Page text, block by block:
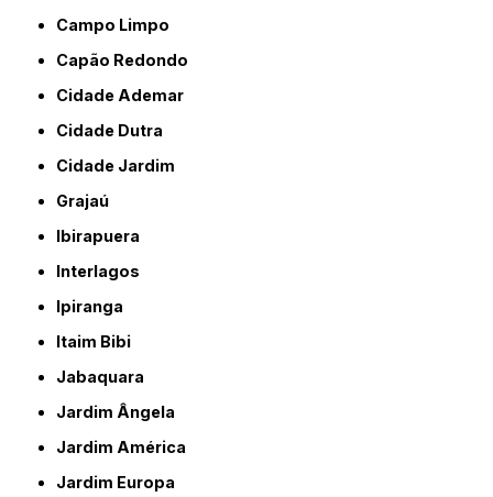
Campo Limpo
Capão Redondo
Cidade Ademar
Cidade Dutra
Cidade Jardim
Grajaú
Ibirapuera
Interlagos
Ipiranga
Itaim Bibi
Jabaquara
Jardim Ângela
Jardim América
Jardim Europa